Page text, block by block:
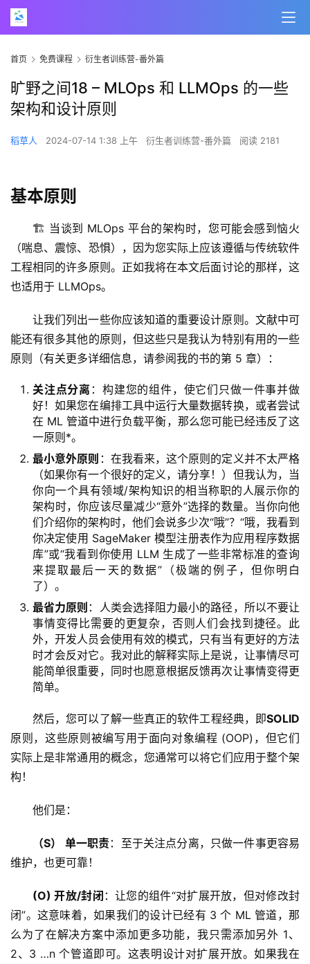
首页 免费课程 衍生者训练营-番外篇
旷野之间18 – MLOps 和 LLMOps 的一些
架构和设计原则
稻草人 2024-07-14 1:38 上午 衍生者训练营-番外篇 阅读 2181
基本原则
🏗 当谈到 MLOps 平台的架构时，您可能会感到恼火
（喘息、震惊、恐惧），因为您实际上应该遵循与传统软件
工程相同的许多原则。正如我将在本文后面讨论的那样，这
也适用于 LLMOps。
让我们列出一些你应该知道的重要设计原则。文献中可
能还有很多其他的原则，但这些只是我认为特别有用的一些
原则（有关更多详细信息，请参阅我的书的第 5 章）：
关注点分离 ：构建您的组件，使它们只做一件事并做
好！如果您在编排工具中运行大量数据转换，或者尝试
在 ML 管道中进行负载平衡，那么您可能已经违反了这
一原则*。
最小意外原则 ：在我看来，这个原则的定义并不太严格
（如果你有一个很好的定义，请分享！）但我认为，当
你向一个具有领域/架构知识的相当称职的人展示你的
架构时，你应该尽量减少“意外”选择的数量。当你向他
们介绍你的架构时，他们会说多少次“哦”？“哦，我看到
你决定使用 SageMaker 模型注册表作为应用程序数据
库”或“我看到你使用 LLM 生成了一些非常标准的查询
来提取最后一天的数据”（极端的例子，但你明白
了）。
最省力原则 ：人类会选择阻力最小的路径，所以不要让
事情变得比需要的更复杂，否则人们会找到捷径。此
外，开发人员会使用有效的模式，只有当有更好的方法
时才会反对它。我对此的解释实际上是说，让事情尽可
能简单很重要，同时也愿意根据反馈再次让事情变得更
简单。
然后，您可以了解一些真正的软件工程经典，即SOLID
原则，这些原则被编写用于面向对象编程 (OOP)，但它们
实际上是非常通用的概念，您通常可以将它们应用于整个架
构！
他们是：
（S） 单一职责：至于关注点分离，只做一件事更容易
维护，也更可靠！
(O) 开放/封闭 ：让您的组件“对扩展开放，但对修改封
闭”。这意味着，如果我们的设计已经有 3 个 ML 管道，那
么为了在解决方案中添加更多功能，我只需添加另外 1、
2、3 …n 个管道即可。这表明设计对扩展开放。如果我在